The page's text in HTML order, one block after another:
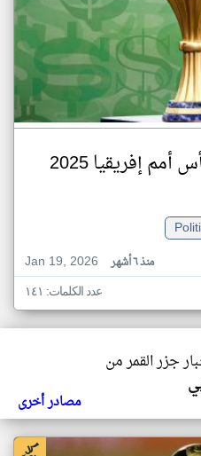
إفريقيا 2025
Jan 19, 2026
منذ ٦ أشهر
عدد الكلمات: ١٤١
جزر القمر من
مصادر أخرى